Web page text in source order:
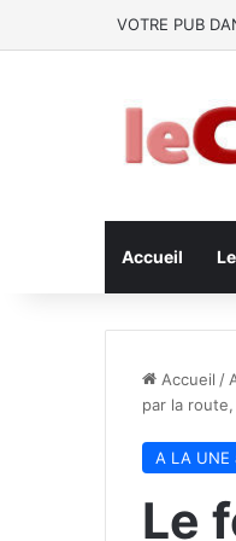
VOTRE PUB
Accueil
Accueil /
par la
A LA UNE
Le